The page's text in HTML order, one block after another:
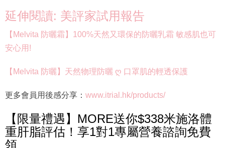
延伸閱讀: 美評家試用報告
【Melvita 防曬霜】100%天然又環保的防曬乳霜 敏感肌也可
安心用!
【Melvita 防曬】天然物理防曬 ღ 口罩肌的輕透保護
更多會員用後感分享： www.itrial.hk/products/
【限量禮遇】MORE送你$338米施洛體
重肝脂評估！享1對1專屬營養諮詢免費
領